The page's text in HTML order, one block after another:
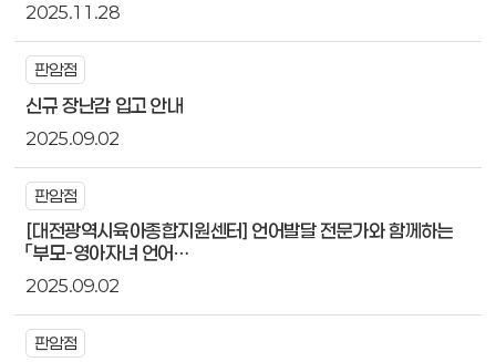
2025.11.28
판암점
신규 장난감 입고 안내
2025.09.02
판암점
[대전광역시육아종합지원센터] 언어발달 전문가와 함께하는
「부모-영아자녀 언어…
2025.09.02
판암점